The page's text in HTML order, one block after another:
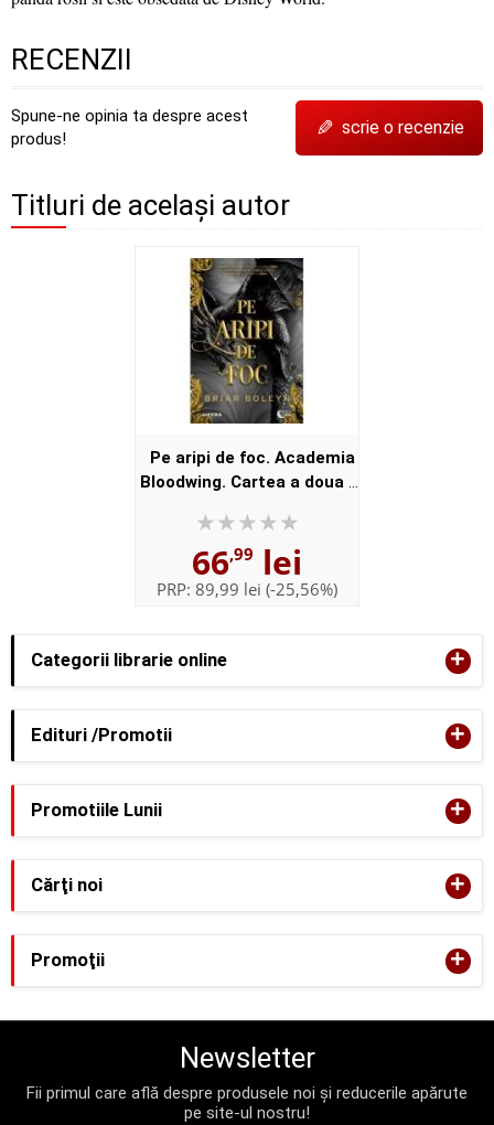
Categorii librarie online +
Edituri /Promotii +
RECENZII
Spune-ne opinia ta despre acest
produs!
✎ scrie o recenzie
Titluri de același autor
Pe aripi de foc. Academia
Bloodwing. Cartea a doua -
66,99 lei
PRP: 89,99 lei (-25,56%)
Promotiile Lunii +
Cărţi noi +
Promoţii +
Newsletter
Fii primul care află despre produsele noi și reducerile apărute
pe site-ul nostru!